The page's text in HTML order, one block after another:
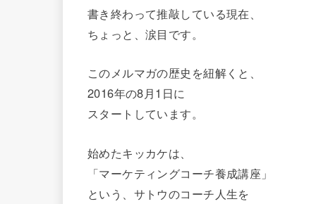
書き終わって推敲している現在、
ちょっと、涙目です。
このメルマガの歴史を紐解くと、
2016年の8月1日に
スタートしています。
始めたキッカケは、
「マーケティングコーチ養成講座」
という、サトウのコーチ人生を